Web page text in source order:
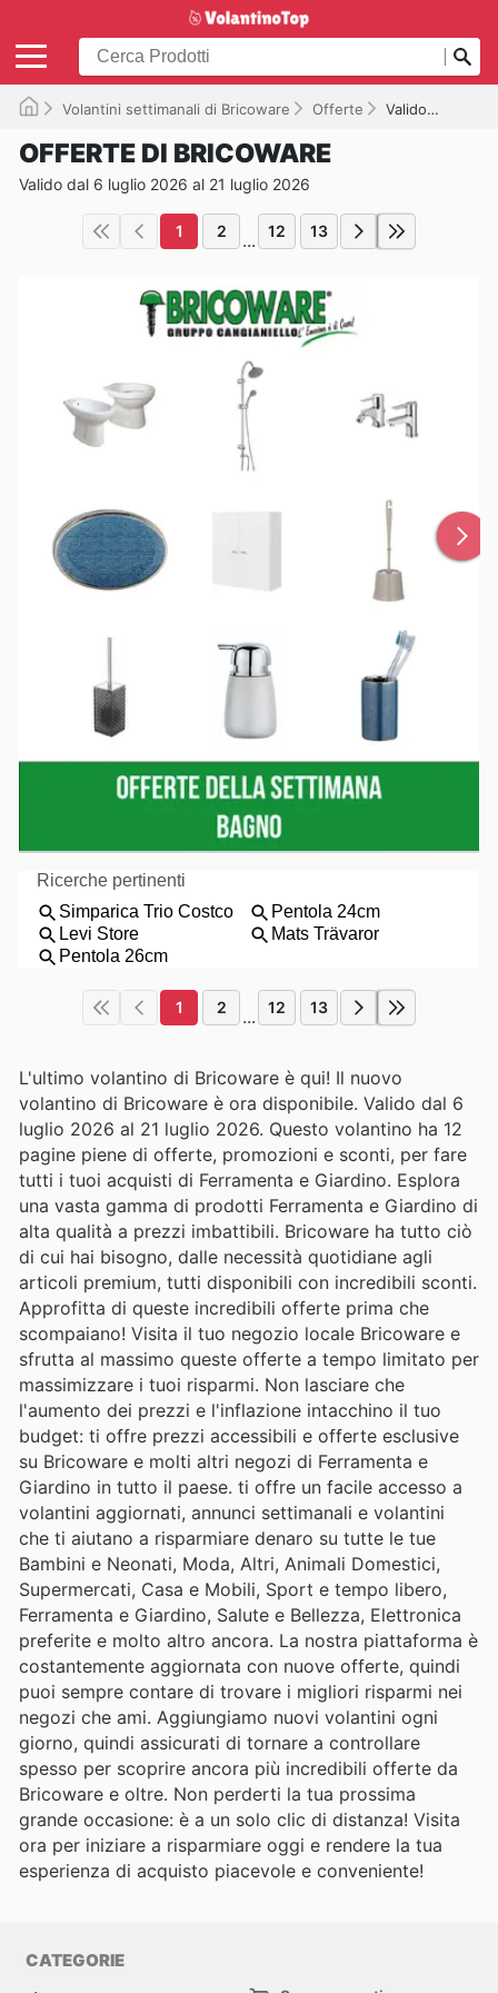
Volantini settimanali di Bricoware Offerte Valido fino al 21/07/2026
OFFERTE DI BRICOWARE
Valido dal 6 luglio 2026 al 21 luglio 2026
1 2 ... 12 13
1 2 ... 12 13
L'ultimo volantino di Bricoware è qui! Il nuovo
volantino di Bricoware è ora disponibile. Valido dal 6
luglio 2026 al 21 luglio 2026. Questo volantino ha 12
pagine piene di offerte, promozioni e sconti, per fare
tutti i tuoi acquisti di Ferramenta e Giardino. Esplora
una vasta gamma di prodotti Ferramenta e Giardino di
alta qualità a prezzi imbattibili. Bricoware ha tutto ciò
di cui hai bisogno, dalle necessità quotidiane agli
articoli premium, tutti disponibili con incredibili sconti.
Approfitta di queste incredibili offerte prima che
scompaiano! Visita il tuo negozio locale Bricoware e
sfrutta al massimo queste offerte a tempo limitato per
massimizzare i tuoi risparmi. Non lasciare che
l'aumento dei prezzi e l'inflazione intacchino il tuo
budget: ti offre prezzi accessibili e offerte esclusive
su Bricoware e molti altri negozi di Ferramenta e
Giardino in tutto il paese. ti offre un facile accesso a
volantini aggiornati, annunci settimanali e volantini
che ti aiutano a risparmiare denaro su tutte le tue
Bambini e Neonati, Moda, Altri, Animali Domestici,
Supermercati, Casa e Mobili, Sport e tempo libero,
Ferramenta e Giardino, Salute e Bellezza, Elettronica
preferite e molto altro ancora. La nostra piattaforma è
costantemente aggiornata con nuove offerte, quindi
puoi sempre contare di trovare i migliori risparmi nei
negozi che ami. Aggiungiamo nuovi volantini ogni
giorno, quindi assicurati di tornare a controllare
spesso per scoprire ancora più incredibili offerte da
Bricoware e oltre. Non perderti la tua prossima
grande occasione: è a un solo clic di distanza! Visita
ora per iniziare a risparmiare oggi e rendere la tua
esperienza di acquisto piacevole e conveniente!
CATEGORIE